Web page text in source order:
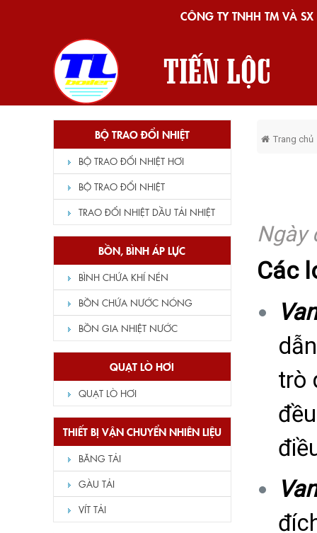
CÔNG TY TNHH TM VÀ
Trang chủ
Ngày
Các
trò
BỘ TRAO ĐỔI NHIỆT
BỘ TRAO ĐỔI NHIỆT HƠI
BỘ TRAO ĐỔI NHIỆT
TRAO ĐỔI NHIỆT DẦU TẢI NHIỆT
BỒN, BÌNH ÁP LỰC
BÌNH CHỨA KHÍ NÉN
BỒN CHỨA NƯỚC NÓNG
BỒN GIA NHIỆT NƯỚC
QUẠT LÒ HƠI
QUẠT LÒ HƠI
THIẾT BỊ VẬN CHUYỂN NHIÊN LIỆU
BĂNG TẢI
GÀU TẢI
VÍT TẢI